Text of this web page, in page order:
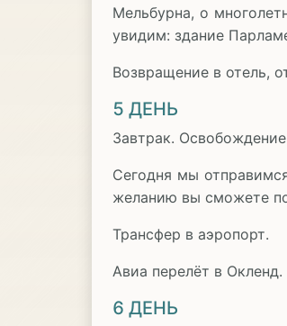
Мельбурна, о
увидим: здание
Возвращение в отель,
5 ДЕНЬ
Завтрак.
Сегодня мы
желанию вы сможете
Трансфер в аэропорт.
Авиа перелёт в Окленд.
6 ДЕНЬ